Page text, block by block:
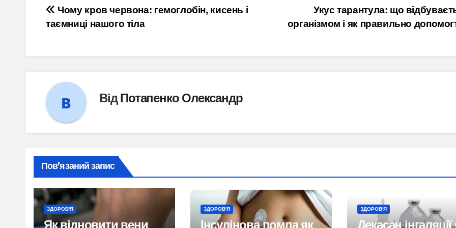
Навігація
записів
Укус тарантула: що
організмом і як правильно
Чому кров червона: гемоглобін, кисень і
таємниці нашого тіла
ВідПотапенко Олександр
Пов’язаний запис
ЗДОРОВ'Я
Як відновити вени
ЗДОРОВ'Я
Інсулінова помпа як
ЗДОРОВ'Я
Декасан інгаляції